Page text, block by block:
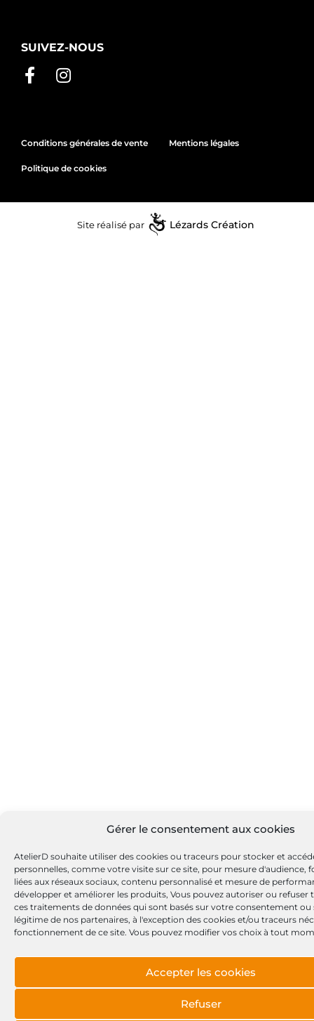
Gérer le consentement aux cookies
AtelierD souhaite utiliser des cookies ou traceurs pour stocker et
personnelles, comme votre visite sur ce site, pour mesure d'audience,
liées aux réseaux sociaux, contenu personnalisé et mesure de
développer et améliorer les produits, Vous pouvez autoriser ou refuser
ces traitements de données qui sont basés sur votre consentement ou
légitime de nos partenaires, à l'exception des cookies et/ou traceurs
fonctionnement de ce site. Vous pouvez modifier vos choix à tout
Accepter les cookies
Refuser
SUIVEZ-NOUS
Conditions générales de vente Mentions légales
Politique de cookies
Site réalisé par Lézards Création